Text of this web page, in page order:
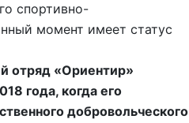
спортивно-
момент имеет статус
отряд «Ориентир»
года, когда его
добровольческого